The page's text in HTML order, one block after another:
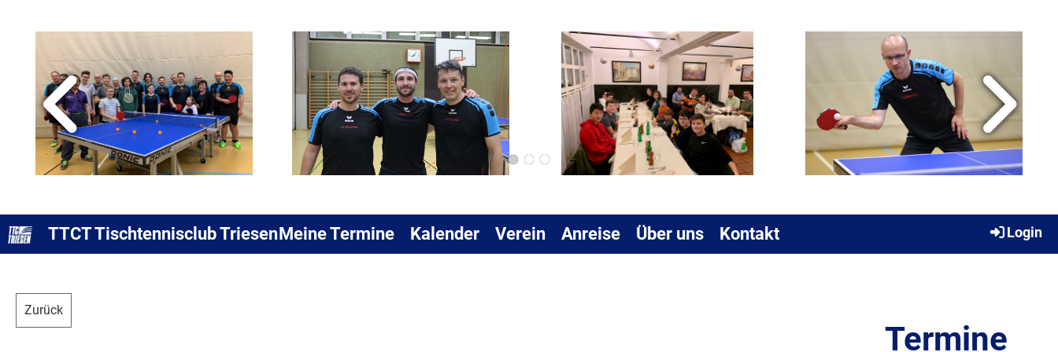
TTCT Tischtennisclub Triesen Meine Termine Kalender Verein Anreise Über uns Kontakt Login
Zurück
Termine